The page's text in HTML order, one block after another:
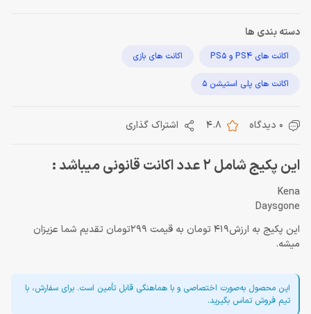
دسته بندی ها
اکانت های PS4 و PS5 اکانت های بازی
اکانت های پلی استیشن 5
0 دیدگاه 4.8 اشتراک گذاری
این پکیج شامل 2 عدد اکانت قانونی میباشد :
Kena
Daysgone
این پکیج به ارزش419 تومان به قیمت 299تومان تقدیم شما عزیزان
میشه.
این محصول به‌صورت اختصاصی و با هماهنگی قابل تأمین است. برای سفارش، با
تیم فروش تماس بگیرید.